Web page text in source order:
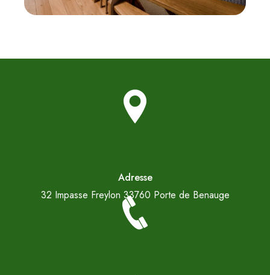
Adresse
32 Impasse Freylon 33760 Porte de Benauge